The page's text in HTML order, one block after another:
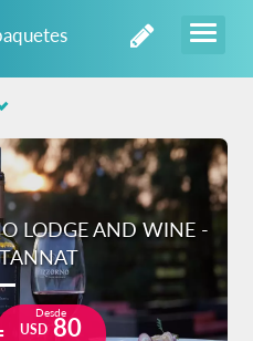
LODGE AND WINE -
Desde
USD80